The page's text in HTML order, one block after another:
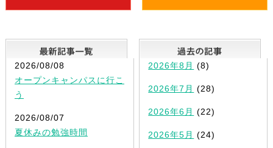
最新記事一覧
2026/08/08
オープンキャンパスに行こ
う
2026/08/07
夏休みの勉強時間
2026年8月 (8)
2026年7月 (28)
2026年6月 (22)
2026年5月 (24)